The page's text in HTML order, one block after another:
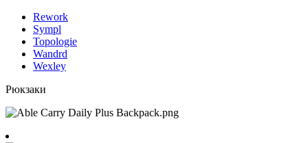
Rework
Sympl
Topologie
Wandrd
Wexley
Рюкзаки